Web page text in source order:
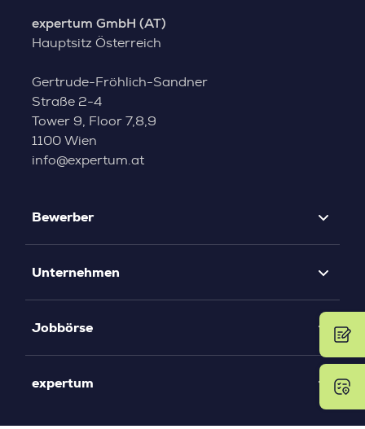
expertum GmbH (AT)
Hauptsitz Österreich
Gertrude-Fröhlich-Sandner
Straße 2-4
Tower 9, Floor 7,8,9
1100 Wien
info@expertum.at
Bewerber
Unternehmen
Jobbörse
expertum